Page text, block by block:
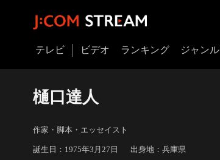
テレビ ビデオ ランキング ジャンル
樋口達人
作家・脚本・エッセイスト
誕生日：1975年3月27日 出身地：兵庫県